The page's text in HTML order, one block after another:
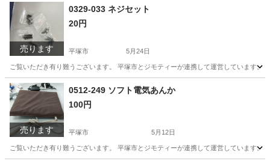
神奈川 平塚市 リユース
売ります
0329-033 ネジセット
20円
平塚市 5月24日
ご覧いただき有り難うございます。 平塚市とジモティーが連携して運営していま
神奈川 平塚市
売ります
0512-249 ソフト電気あんか
100円
平塚市 5月12日
ご覧いただき有り難うございます。 平塚市とジモティーが連携して運営していま